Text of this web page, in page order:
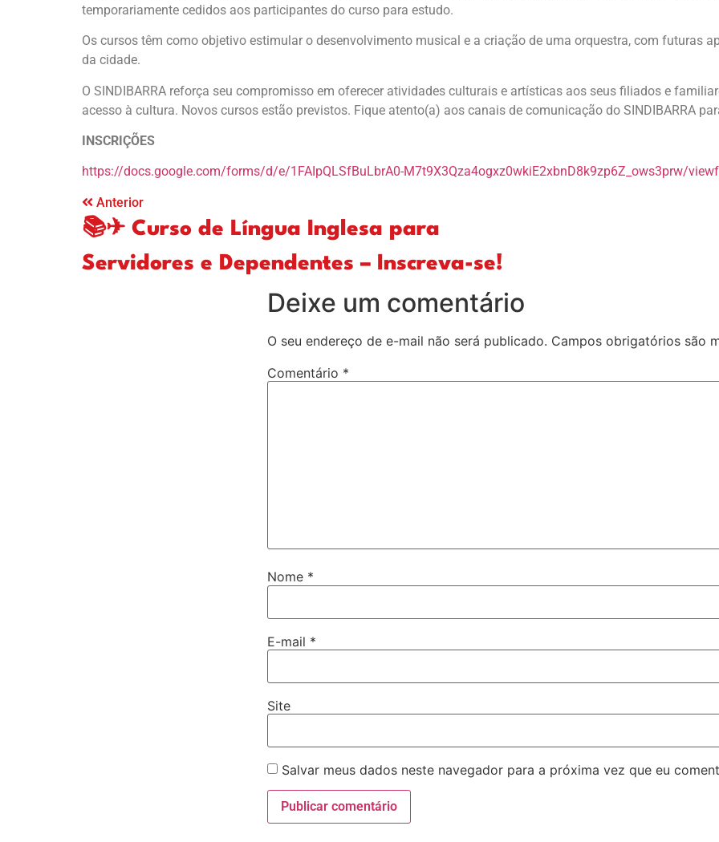
temporariamente cedidos aos participantes do curso para estudo.
Os cursos têm como objetivo estimular o desenvolvimento musical e a criação de uma orquestra, com futuras
da cidade.
O SINDIBARRA reforça seu compromisso em oferecer atividades culturais e artísticas aos seus filiados e
acesso à cultura. Novos cursos estão previstos. Fique atento(a) aos canais de comunicação do SINDIBARRA
INSCRIÇÕES
https://docs.google.com/forms/d/e/1FAIpQLSfBuLbrA0-M7t9X3Qza4ogxz0wkiE2xbnD8k9zp6Z_ows3prw/
Anterior
📚✈ Curso de Língua Inglesa para
Servidores e Dependentes – Inscreva-se!
Deixe um comentário
O seu endereço de e-mail não será publicado. Campos obrigatórios são
Comentário *
Nome *
E-mail *
Site
Salvar meus dados neste navegador para a próxima vez que eu